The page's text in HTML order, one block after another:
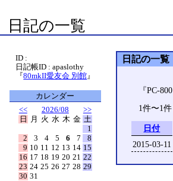
日記の一覧
日記の一覧
『PC-
1件〜1
日付
2015-03-11
ID :
日記帳ID : apaslothy
『80mkII愛友会 別館 』
カレンダー
<<
2026/08
>>
日
月 火 水 木 金 土
1
2
3 4 5 6 7
8
9 10 11 12 13 14 15
16 17 18 19 20 21 22
23 24 25 26 27 28 29
30 31